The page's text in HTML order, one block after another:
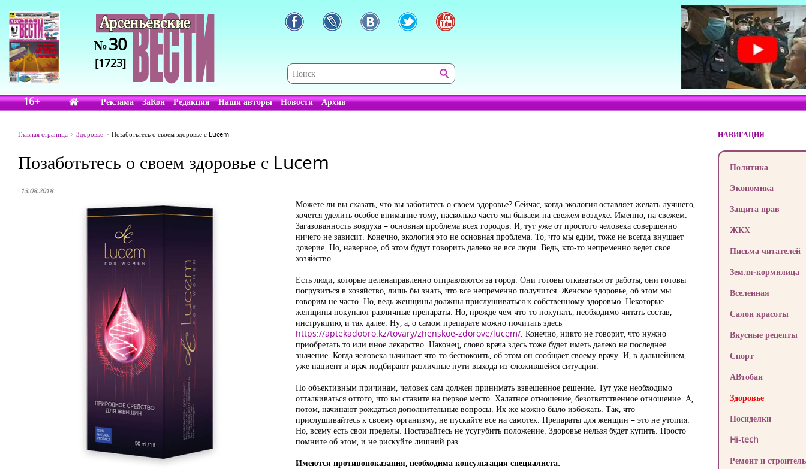
№30
[1723]
16+ Реклама ЗаКон Редакция Наши авторы Новости Архив
Главная страница Здоровье Позаботьтесь о своем здоровье с Lucem
Позаботьтесь о своем здоровье с Lucem
13.08.2018
Можете ли вы сказать, что вы заботитесь о своем здоровье? Сейчас, когда экология оставляет желать лучшего,
хочется уделить особое внимание тому, насколько часто мы бываем на свежем воздухе. Именно, на свежем.
Загазованность воздуха – основная проблема всех городов. И, тут уже от простого человека совершенно
ничего не зависит. Конечно, экология это не основная проблема. То, что мы едим, тоже не всегда внушает
доверие. Но, наверное, об этом будут говорить далеко не все люди. Ведь, кто-то непременно ведет свое
хозяйство.
Есть люди, которые целенаправленно отправляются за город. Они готовы отказаться от работы, они готовы
погрузиться в хозяйство, лишь бы знать, что все непременно получится. Женское здоровье, об этом мы
говорим не часто. Но, ведь женщины должны прислушиваться к собственному здоровью. Некоторые
женщины покупают различные препараты. Но, прежде чем что-то покупать, необходимо читать состав,
инструкцию, и так далее. Ну, а, о самом препарате можно почитать здесь
https://aptekadobro.kz/tovary/zhenskoe-zdorove/lucem/. Конечно, никто не говорит, что нужно
приобретать то или иное лекарство. Наконец, слово врача здесь тоже будет иметь далеко не последнее
значение. Когда человека начинает что-то беспокоить, об этом он сообщает своему врачу. И, в дальнейшем,
уже пациент и врач подбирают различные пути выхода из сложившейся ситуации.
По объективным причинам, человек сам должен принимать взвешенное решение. Тут уже необходимо
отталкиваться оттого, что вы ставите на первое место. Халатное отношение, безответственное отношение. А,
потом, начинают рождаться дополнительные вопросы. Их же можно было избежать. Так, что
прислушивайтесь к своему организму, не пускайте все на самотек. Препараты для женщин – это не утопия.
Но, всему есть свои пределы. Постарайтесь не усугубить положение. Здоровье нельзя будет купить. Просто
помните об этом, и не рискуйте лишний раз.
Имеются противопоказания, необходима консультация специалиста.
НАВИГАЦИЯ
Политика
Экономика
Защита прав
ЖКХ
Письма читателей
Земля-кормилица
Вселенная
Салон красоты
Вкусные рецепты
Спорт
АВтобан
Здоровье
Посиделки
Hi-tech
Ремонт и